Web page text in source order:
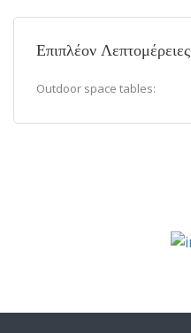
Επιπλέον Λεπτομέρειες
Outdoor space tables: